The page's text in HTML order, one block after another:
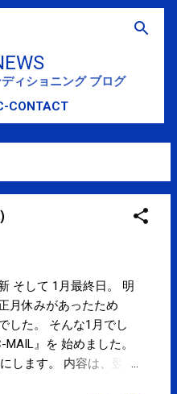
ィショニング ブログ
CONTACT
そして 1月最終日。 明
月休みがあったため
した。 そんな1月でし
』を 始めました。
します。 内容は、翌月